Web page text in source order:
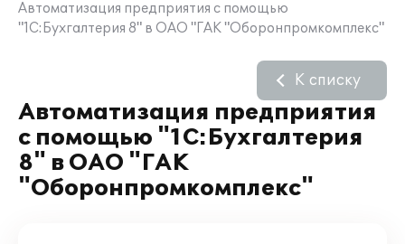
Автоматизация предприятия с помощью
"1С:Бухгалтерия 8" в ОАО "ГАК "Оборонпромкомплекс"
Автоматизация предприятия
с помощью "1С:Бухгалтерия
8" в ОАО "ГАК
"Оборонпромкомплекс"
К списку